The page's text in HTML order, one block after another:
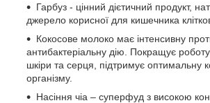
Гарбуз - цінний дієтичний продукт,
джерело корисної для кишечника
Кокосове молоко має інтенсивну
антибактеріальну дію. Покращує
шкіри та серця, підтримує оптимальну
організму.
Насіння чіа – суперфуд з високою